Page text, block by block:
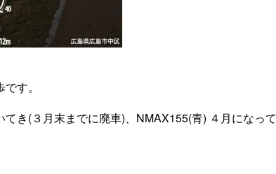
す。
き(３月末までに廃車)、NMAX155(青) ４月になって